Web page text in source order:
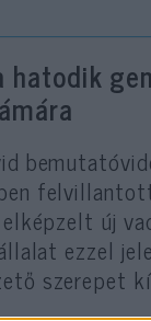
hatodik
új
ezzel
szerepet